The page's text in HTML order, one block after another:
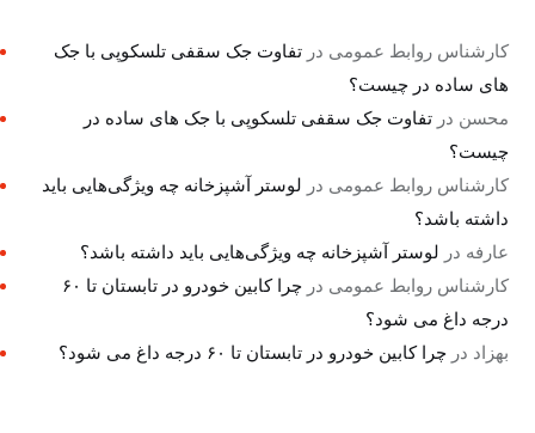
کارشناس روابط عمومی درتفاوت جک سقفی تلسکوپی با جک
های ساده در چیست؟
محسن درتفاوت جک سقفی تلسکوپی با جک های ساده در
چیست؟
کارشناس روابط عمومی در لوستر آشپزخانه چه ویژگی‌هایی باید
داشته باشد؟
عارفه در لوستر آشپزخانه چه ویژگی‌هایی باید داشته باشد؟
کارشناس روابط عمومی در
چرا کابین خودرو در تابستان تا ۶۰
درجه داغ می شود؟
بهزاد درچرا کابین خودرو در تابستان تا ۶۰ درجه داغ می شود؟